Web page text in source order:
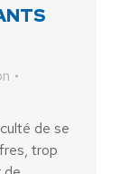
de se
trop